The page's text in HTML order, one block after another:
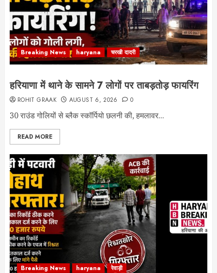
Breaking News haryana चरखी दादरी
हरियाणा में थाने के सामने 7 लोगों पर ताबड़तोड़ फायरिंग
ROHIT GRAAK AUGUST 6, 2026 0
30 राउंड गोलियों से ब्लैक स्कॉर्पियो छलनी की, हमलावर...
READ MORE
Breaking News haryana रेवाड़ी